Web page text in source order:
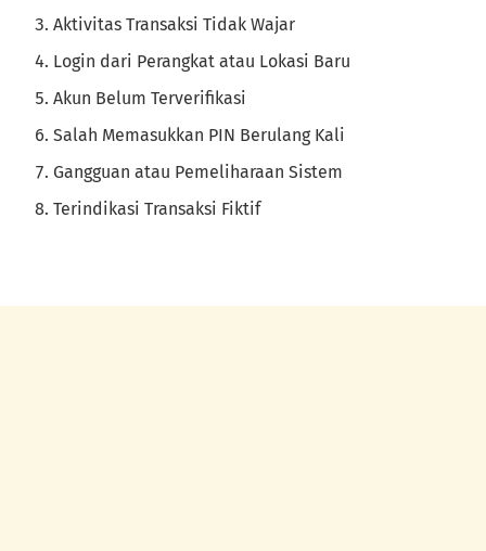
Aktivitas Transaksi Tidak Wajar
Login dari Perangkat atau Lokasi Baru
Akun Belum Terverifikasi
Salah Memasukkan PIN Berulang Kali
Gangguan atau Pemeliharaan Sistem
Terindikasi Transaksi Fiktif